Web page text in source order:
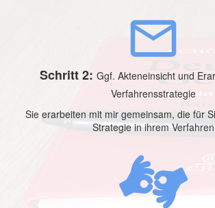
Schritt 2: Ggf. Akteneinsicht und
Verfahrensstrategie
Sie erarbeiten mit mir gemeinsam, die für
Strategie in ihrem Verfahren